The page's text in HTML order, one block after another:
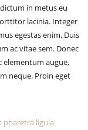
in metus eu
lacinia. Integer
egestas enim. Duis
ac vitae sem. Donec
elementum augue,
neque. Proin eget
ligula